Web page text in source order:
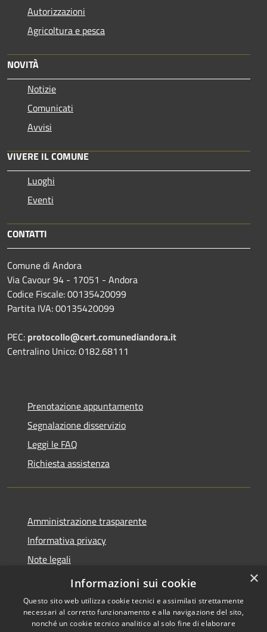
Autorizzazioni
Agricoltura e pesca
NOVITÀ
Notizie
Comunicati
Avvisi
VIVERE IL COMUNE
Luoghi
Eventi
CONTATTI
Comune di Andora
Via Cavour 94 - 17051 - Andora
Codice Fiscale: 00135420099
Partita IVA: 00135420099
PEC: protocollo@cert.comunediandora.it
Centralino Unico: 0182.68111
Prenotazione appuntamento
Segnalazione disservizio
Leggi le FAQ
Richiesta assistenza
Amministrazione trasparente
Informativa privacy
Note legali
Dichiarazione di accessibilità
×
Informazioni sui cookie
Questo sito web utilizza cookie tecnici e assimilati strettamente
necessari al corretto funzionamento e alla navigazione del sito,
nonché un cookie tecnico analitico al solo fine di elaborare